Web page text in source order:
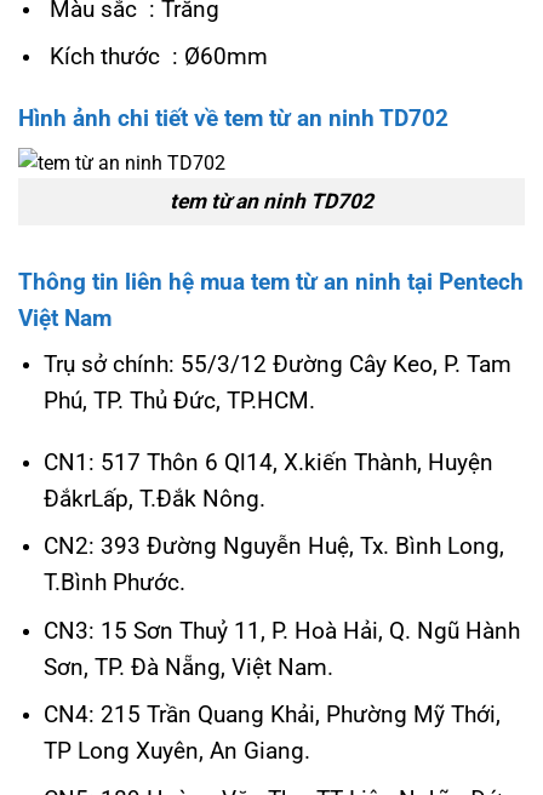
Màu sắc : Trăng
Kích thước : Ø60mm
Hình ảnh chi tiết về tem từ an ninh TD702
tem từ an ninh TD702
Thông tin liên hệ mua tem từ an ninh tại Pentech
Việt Nam
Trụ sở chính: 55/3/12 Đường Cây Keo, P. Tam
Phú, TP. Thủ Đức, TP.HCM.
CN1: 517 Thôn 6 Ql14, X.kiến Thành, Huyện
ĐắkrLấp, T.Đắk Nông.
CN2: 393 Đường Nguyễn Huệ, Tx. Bình Long,
T.Bình Phước.
CN3: 15 Sơn Thuỷ 11, P. Hoà Hải, Q. Ngũ Hành
Sơn, TP. Đà Nẵng, Việt Nam.
CN4: 215 Trần Quang Khải, Phường Mỹ Thới,
TP Long Xuyên, An Giang.